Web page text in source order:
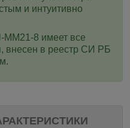
и интуитивно
8 имеет все
внесен в реестр СИ РБ